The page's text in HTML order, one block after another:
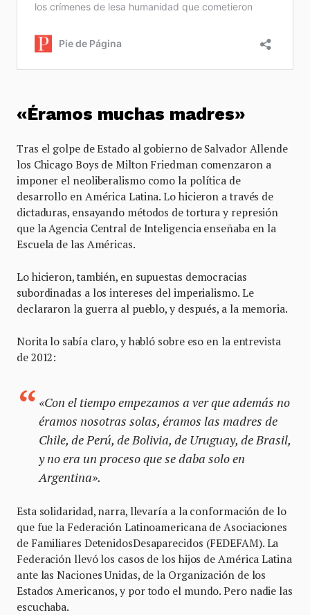
«Éramos muchas madres»
Tras el golpe de Estado al gobierno de Salvador Allende
los Chicago Boys de Milton Friedman comenzaron a
imponer el neoliberalismo como la política de
desarrollo en América Latina. Lo hicieron a través de
dictaduras, ensayando métodos de tortura y represión
que la Agencia Central de Inteligencia enseñaba en la
Escuela de las Américas.
Lo hicieron, también, en supuestas democracias
subordinadas a los intereses del imperialismo. Le
declararon la guerra al pueblo, y después, a la memoria.
Norita lo sabía claro, y habló sobre eso en la entrevista
de 2012:
«Con el tiempo empezamos a ver que además no
éramos nosotras solas, éramos las madres de
Chile, de Perú, de Bolivia, de Uruguay, de Brasil,
y no era un proceso que se daba solo en
Argentina».
Esta solidaridad, narra, llevaría a la conformación de lo
que fue la Federación Latinoamericana de Asociaciones
de Familiares DetenidosDesaparecidos (FEDEFAM). La
Federación llevó los casos de los hijos de América Latina
ante las Naciones Unidas, de la Organización de los
Estados Americanos, y por todo el mundo. Pero nadie las
escuchaba.